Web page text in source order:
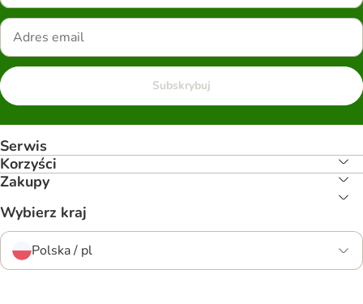
Subskrybuj
Serwis
Korzyści
Zakupy
Wybierz kraj
Polska / pl